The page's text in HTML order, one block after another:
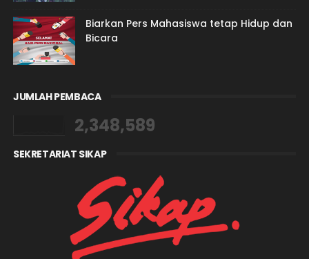
Biarkan Pers Mahasiswa tetap Hidup dan
Bicara
JUMLAH PEMBACA
2,348,589
SEKRETARIAT SIKAP